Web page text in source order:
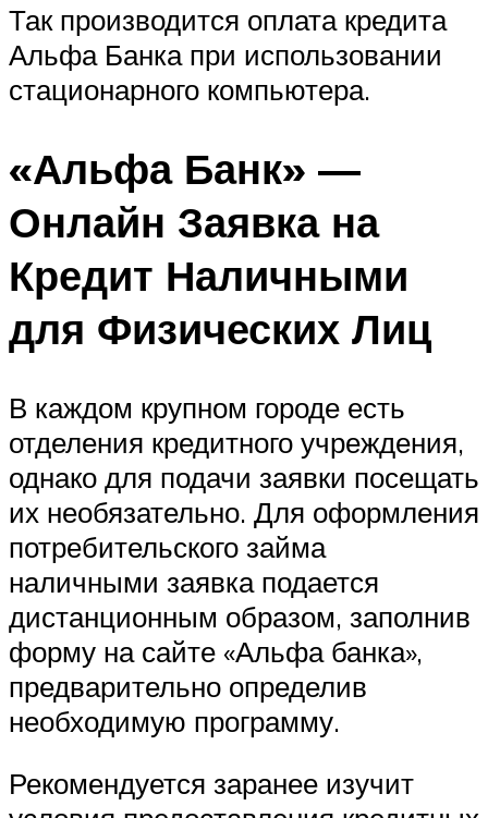
Так производится оплата кредита
Альфа Банка при использовании
стационарного компьютера.
«Альфа Банк» —
Онлайн Заявка на
Кредит Наличными
для Физических Лиц
В каждом крупном городе есть
отделения кредитного учреждения,
однако для подачи заявки посещать
их необязательно. Для оформления
потребительского займа
наличными заявка подается
дистанционным образом, заполнив
форму на сайте «Альфа банка»,
предварительно определив
необходимую программу.
Рекомендуется заранее изучит